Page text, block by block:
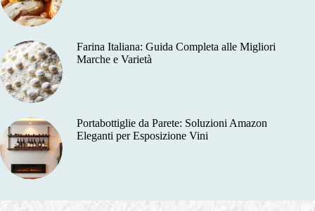
Farina Italiana: Guida Completa alle Migliori
Marche e Varietà
Portabottiglie da Parete: Soluzioni Amazon
Eleganti per Esposizione Vini